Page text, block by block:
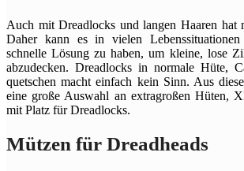
Auch mit Dreadlocks und langen Haaren hat
Daher kann es in vielen
schnelle Lösung zu haben, um kleine, lose
abzudecken. Dreadlocks in normale Hüte,
quetschen macht einfach kein Sinn. Aus
eine große Auswahl an extragroßen Hüten,
mit Platz für Dreadlocks.
Mützen für Dreadheads